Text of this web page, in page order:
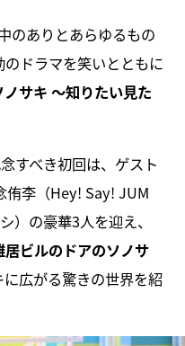
のありとあらゆるもの
ドラマを笑いとともに
ノサキ ～知りたい見た
すべき初回は、ゲスト
侑李（Hey! Say! JUM
）の豪華3人を迎え、
居ビルのドアのソノサ
広がる驚きの世界を紹